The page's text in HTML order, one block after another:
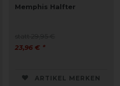
Memphis Halfter
23,96 € *
ARTIKEL MERKEN